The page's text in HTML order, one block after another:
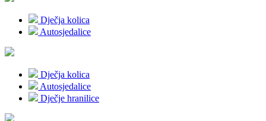
Dječja kolica
Autosjedalice
Dječja kolica
Autosjedalice
Dječje hranilice